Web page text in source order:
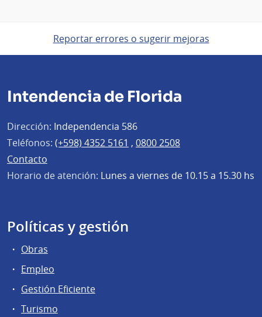
Reportar errores o sugerir mejoras
Intendencia de Florida
Dirección: Independencia 586
Teléfonos: (+598) 4352 5161 , 0800 2508
Contacto
Horario de atención: Lunes a viernes de 10.15 a 15.30 hs
Políticas y gestión
Obras
Empleo
Gestión Eficiente
Turismo